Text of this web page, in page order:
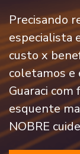
Precisando
especialista
custo x
coletamos
Guaraci
esquente
NOBRE